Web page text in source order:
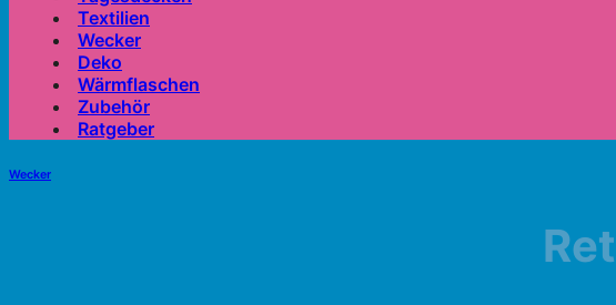
Textilien
Wecker
Deko
Wärmflaschen
Zubehör
Ratgeber
Wecker